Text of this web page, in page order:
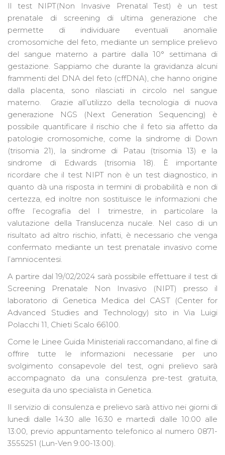
Il test NIPT(Non Invasive Prenatal Test) è un test
prenatale di screening di ultima generazione che
permette di individuare eventuali anomalie
cromosomiche del feto, mediante un semplice prelievo
del sangue materno a partire dalla 10° settimana di
gestazione. Sappiamo che durante la gravidanza alcuni
frammenti del DNA del feto (cffDNA), che hanno origine
dalla placenta, sono rilasciati in circolo nel sangue
materno. Grazie all’utilizzo della tecnologia di nuova
generazione NGS (Next Generation Sequencing) è
possibile quantificare il rischio che il feto sia affetto da
patologie cromosomiche, come la sindrome di Down
(trisomia 21), la sindrome di Patau (trisomia 13) e la
sindrome di Edwards (trisomia 18). È importante
ricordare che il test NIPT non è un test diagnostico, in
quanto dà una risposta in termini di probabilità e non di
certezza, ed inoltre non sostituisce le informazioni che
offre l’ecografia del I trimestre, in particolare la
valutazione della Translucenza nucale. Nel caso di un
risultato ad altro rischio, infatti, è necessario che venga
confermato mediante un test prenatale invasivo come
l’amniocentesi.
A partire dal 19/02/2024 sarà possibile effettuare il test di
Screening Prenatale Non Invasivo (NIPT) presso il
laboratorio di Genetica Medica del CAST (Center for
Advanced Studies and Technology) sito in Via Luigi
Polacchi 11, Chieti Scalo 66100.
Come le Linee Guida Ministeriali raccomandano, al fine di
offrire tutte le informazioni necessarie per uno
svolgimento consapevole del test, ogni prelievo sarà
accompagnato da una consulenza pre-test gratuita,
eseguita da uno specialista in Genetica.
Il servizio di consulenza e prelievo sarà attivo nei giorni di
lunedì dalle 14:30 alle 16:30 e martedì dalle 10:00 alle
13:00, previo appuntamento telefonico al numero 0871-
3555251 (Lun-Ven 9:00-13:00).